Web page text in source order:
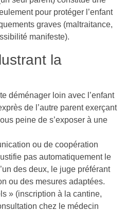
pour protéger l’enfant
graves (maltraitance,
manifeste).
la
déménager loin avec l’enfant
de l’autre parent exerçant
peine de s’exposer à une
ou de coopération
pas automatiquement le
des deux, le juge préférant
ou des mesures adaptées.
» (inscription à la cantine,
chez le médecin